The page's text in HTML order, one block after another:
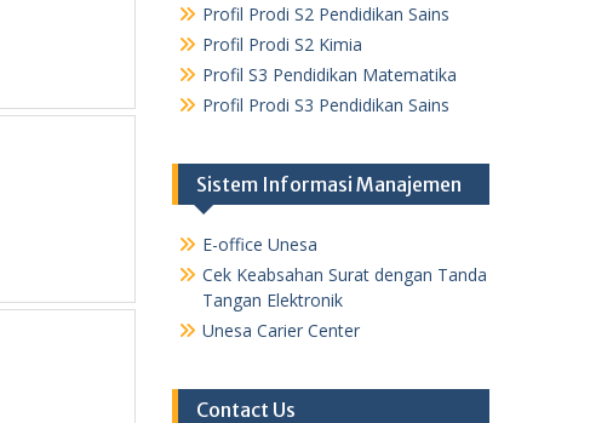
Profil Prodi S2 Pendidikan Sains
Profil Prodi S2 Kimia
Profil S3 Pendidikan Matematika
Profil Prodi S3 Pendidikan Sains
Sistem Informasi Manajemen
E-office Unesa
Cek Keabsahan Surat dengan Tanda
Tangan Elektronik
Unesa Carier Center
Contact Us